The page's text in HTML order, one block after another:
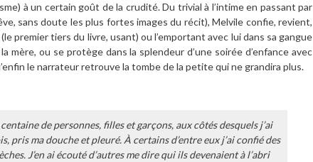
à un certain goût de la crudité. Du trivial à l’intime en passant par
sans doute les plus fortes images du récit), Melvile confie, revient,
premier tiers du livre, usant) ou l’emportant avec lui dans sa gangue
mère, ou se protège dans la splendeur d’une soirée d’enfance avec
le narrateur retrouve la tombe de la petite qui ne grandira plus.
centaine de personnes, filles et garçons, aux côtés desquels j’ai
pris ma douche et pleuré. À certains d’entre eux j’ai confié des
J’en ai écouté d’autres me dire qui ils devenaient à l’abri